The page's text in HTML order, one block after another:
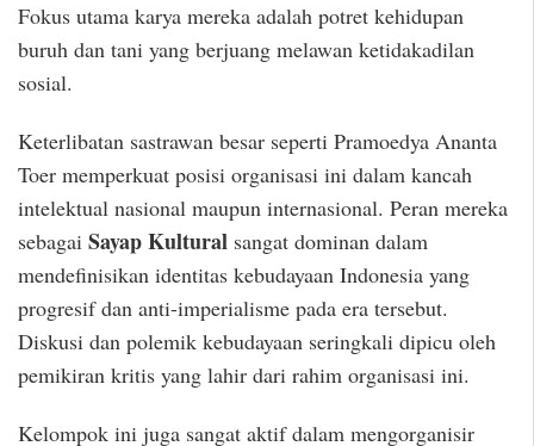
Fokus utama karya mereka adalah potret kehidupan
buruh dan tani yang berjuang melawan ketidakadilan
sosial.
Keterlibatan sastrawan besar seperti Pramoedya Ananta
Toer memperkuat posisi organisasi ini dalam kancah
intelektual nasional maupun internasional. Peran mereka
sebagai Sayap Kultural sangat dominan dalam
mendefinisikan identitas kebudayaan Indonesia yang
progresif dan anti-imperialisme pada era tersebut.
Diskusi dan polemik kebudayaan seringkali dipicu oleh
pemikiran kritis yang lahir dari rahim organisasi ini.
Kelompok ini juga sangat aktif dalam mengorganisir